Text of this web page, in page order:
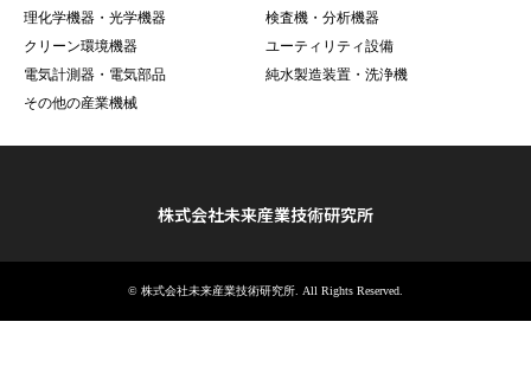
理化学機器・光学機器
検査機・分析機器
クリーン環境機器
ユーティリティ設備
電気計測器・電気部品
純水製造装置・洗浄機
その他の産業機械
株式会社未来産業技術研究所
© 株式会社未来産業技術研究所 . All Rights Reserved.